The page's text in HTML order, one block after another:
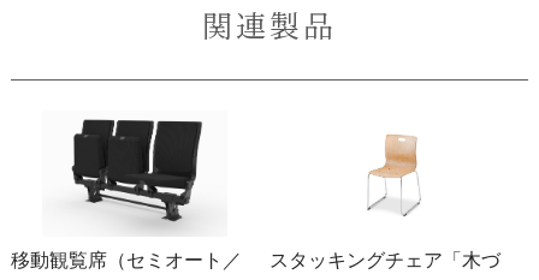
関連製品
移動観覧席（セミオート／
スタッキングチェア「木づ